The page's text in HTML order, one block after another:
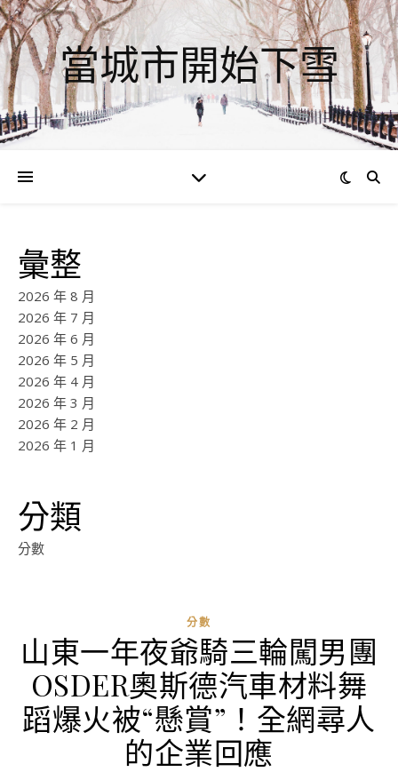
當城市開始下雪
彙整
2026 年 8 月
2026 年 7 月
2026 年 6 月
2026 年 5 月
2026 年 4 月
2026 年 3 月
2026 年 2 月
2026 年 1 月
分類
分數
分數
山東一年夜爺騎三輪闖男團
OSDER奧斯德汽車材料舞
蹈爆火被“懸賞”！全網尋人
的企業回應